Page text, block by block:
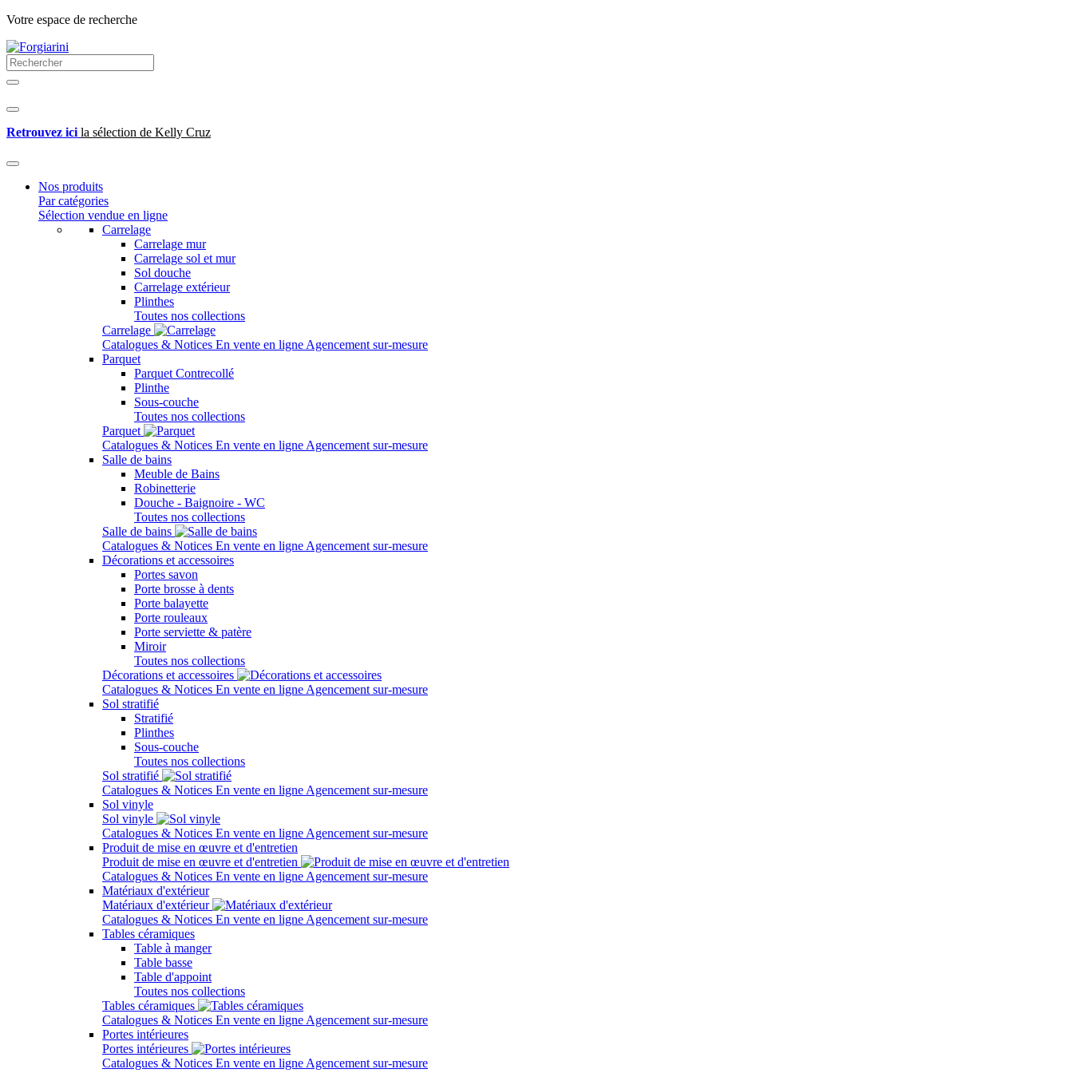
Votre espace de recherche
Retrouvez ici la sélection de Kelly Cruz
Nos produits
Par catégories
Sélection vendue en ligne
Carrelage
Carrelage mur
Carrelage sol et mur
Sol douche
Carrelage extérieur
Plinthes
Toutes nos collections
Carrelage
Catalogues & Notices En vente en ligne Agencement sur-mesure
Parquet
Parquet Contrecollé
Plinthe
Sous-couche
Toutes nos collections
Parquet
Catalogues & Notices En vente en ligne Agencement sur-mesure
Salle de bains
Meuble de Bains
Robinetterie
Douche - Baignoire - WC
Toutes nos collections
Salle de bains
Catalogues & Notices En vente en ligne Agencement sur-mesure
Décorations et accessoires
Portes savon
Porte brosse à dents
Porte balayette
Porte rouleaux
Porte serviette & patère
Miroir
Toutes nos collections
Décorations et accessoires
Catalogues & Notices En vente en ligne Agencement sur-mesure
Sol stratifié
Stratifié
Plinthes
Sous-couche
Toutes nos collections
Sol stratifié
Catalogues & Notices En vente en ligne Agencement sur-mesure
Sol vinyle
Sol vinyle
Catalogues & Notices En vente en ligne Agencement sur-mesure
Produit de mise en œuvre et d'entretien
Produit de mise en œuvre et d'entretien
Catalogues & Notices En vente en ligne Agencement sur-mesure
Matériaux d'extérieur
Matériaux d'extérieur
Catalogues & Notices En vente en ligne Agencement sur-mesure
Tables céramiques
Table à manger
Table basse
Table d'appoint
Toutes nos collections
Tables céramiques
Catalogues & Notices En vente en ligne Agencement sur-mesure
Portes intérieures
Portes intérieures
Catalogues & Notices En vente en ligne Agencement sur-mesure